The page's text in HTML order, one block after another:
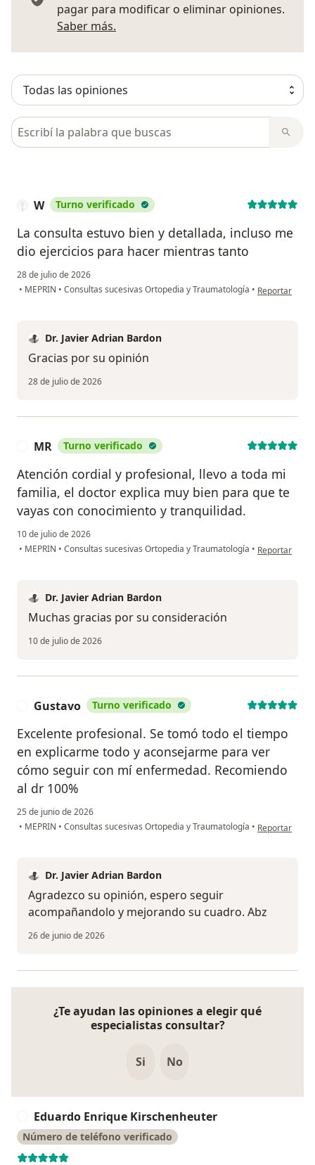
pagar para modificar o eliminar opiniones.
Saber más.
Busca en opiniones
W Turno verificado
La consulta estuvo bien y detallada, incluso me
dio ejercicios para hacer mientras tanto
28 de julio de 2026
• MEPRIN • Consultas sucesivas Ortopedia y Traumatología • en opinión del
Reportar
Dr. Javier Adrian Bardon
Gracias por su opinión
28 de julio de 2026
MR Turno verificado
Atención cordial y profesional, llevo a toda mi
familia, el doctor explica muy bien para que te
vayas con conocimiento y tranquilidad.
10 de julio de 2026
• MEPRIN • Consultas sucesivas Ortopedia y Traumatología • en opinión del
Reportar
Dr. Javier Adrian Bardon
Muchas gracias por su consideración
10 de julio de 2026
Gustavo Turno verificado
Excelente profesional. Se tomó todo el tiempo
en explicarme todo y aconsejarme para ver
cómo seguir con mí enfermedad. Recomiendo
al dr 100%
25 de junio de 2026
• MEPRIN • Consultas sucesivas Ortopedia y Traumatología • en opinión
Reportar
Dr. Javier Adrian Bardon
Agradezco su opinión, espero seguir
acompañandolo y mejorando su cuadro. Abz
26 de junio de 2026
¿Te ayudan las opiniones a elegir qué
especialistas consultar?
Si No
Eduardo Enrique Kirschenheuter
Número de teléfono verificado